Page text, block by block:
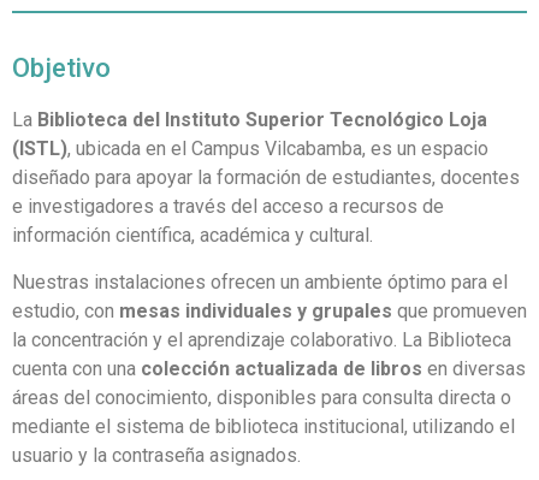
Objetivo
La Biblioteca del Instituto Superior Tecnológico Loja
(ISTL), ubicada en el Campus Vilcabamba, es un espacio
diseñado para apoyar la formación de estudiantes, docentes
e investigadores a través del acceso a recursos de
información científica, académica y cultural.
Nuestras instalaciones ofrecen un ambiente óptimo para el
estudio, con mesas individuales y grupales que promueven
la concentración y el aprendizaje colaborativo. La Biblioteca
cuenta con una colección actualizada de libros en diversas
áreas del conocimiento, disponibles para consulta directa o
mediante el sistema de biblioteca institucional, utilizando el
usuario y la contraseña asignados.